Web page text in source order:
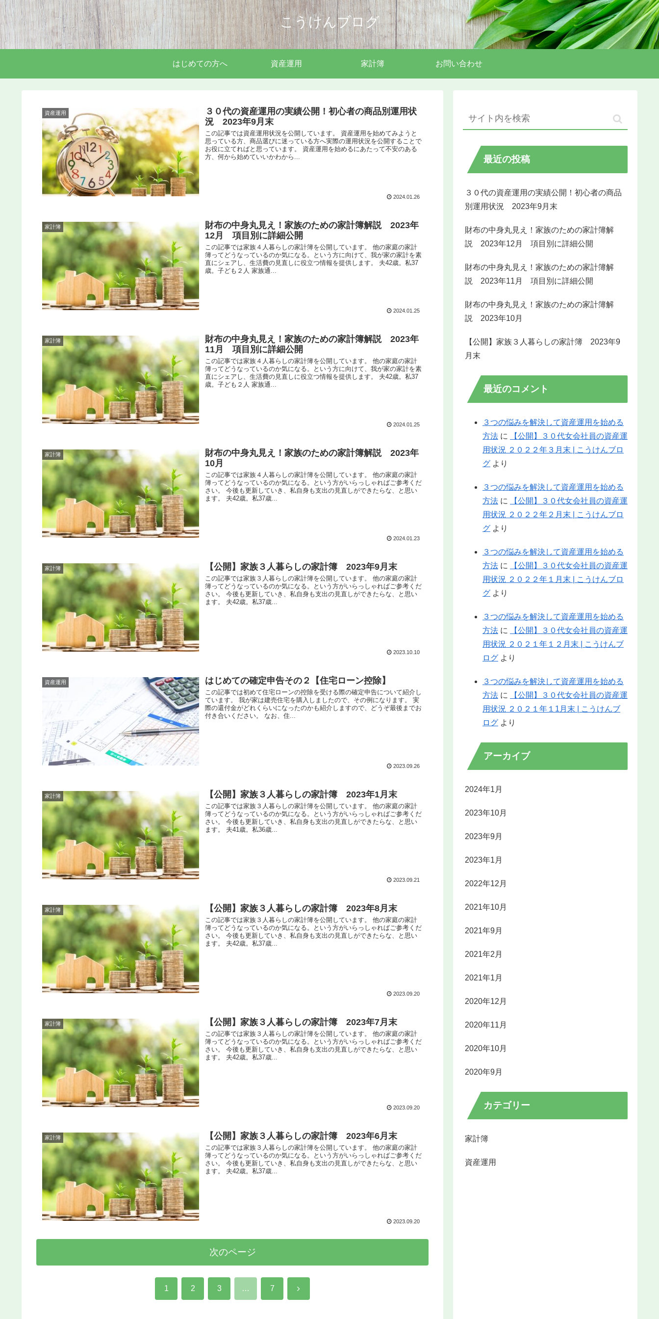
こうけんブログ
はじめての方へ 資産運用 家計簿 お問い合わせ
資産運用
３０代の資産運用の実績公開！初心者の商品別運用状
況 2023年9月末
この記事では資産運用状況を公開しています。 資産運用を始めてみようと
思っている方、商品選びに迷っている方へ実際の運用状況を公開することで
お役に立てればと思っています。 資産運用を始めるにあたって不安のある
方、何から始めていいかわから...
2024.01.26
家計簿
財布の中身丸見え！家族のための家計簿解説 2023年
12月 項目別に詳細公開
この記事では家族４人暮らしの家計簿を公開しています。 他の家庭の家計
簿ってどうなっているのか気になる。という方に向けて、我が家の家計を素
直にシェアし、生活費の見直しに役立つ情報を提供します。 夫42歳。私37
歳。子ども２人 家族通...
2024.01.25
家計簿
財布の中身丸見え！家族のための家計簿解説 2023年
11月 項目別に詳細公開
この記事では家族４人暮らしの家計簿を公開しています。 他の家庭の家計
簿ってどうなっているのか気になる。という方に向けて、我が家の家計を素
直にシェアし、生活費の見直しに役立つ情報を提供します。 夫42歳。私37
歳。子ども２人 家族通...
2024.01.25
家計簿
財布の中身丸見え！家族のための家計簿解説 2023年
10月
この記事では家族４人暮らしの家計簿を公開しています。 他の家庭の家計
簿ってどうなっているのか気になる。という方がいらっしゃればご参考くだ
さい。 今後も更新していき、私自身も支出の見直しができたらな、と思い
ます。 夫42歳。私37歳...
2024.01.23
家計簿 【公開】家族３人暮らしの家計簿 2023年9月末
この記事では家族３人暮らしの家計簿を公開しています。 他の家庭の家計
簿ってどうなっているのか気になる。という方がいらっしゃればご参考くだ
さい。 今後も更新していき、私自身も支出の見直しができたらな、と思い
ます。 夫42歳。私37歳...
2023.10.10
資産運用 はじめての確定申告その２【住宅ローン控除】
この記事では初めて住宅ローンの控除を受ける際の確定申告について紹介し
ています。 我が家は建売住宅を購入しましたので、その例になります。 実
際の還付金がどれくらいになったのかも紹介しますので、どうぞ最後までお
付き合いください。 なお、住...
2023.09.26
家計簿 【公開】家族３人暮らしの家計簿 2023年1月末
この記事では家族３人暮らしの家計簿を公開しています。 他の家庭の家計
簿ってどうなっているのか気になる。という方がいらっしゃればご参考くだ
さい。 今後も更新していき、私自身も支出の見直しができたらな、と思い
ます。 夫41歳。私36歳...
2023.09.21
家計簿 【公開】家族３人暮らしの家計簿 2023年8月末
この記事では家族３人暮らしの家計簿を公開しています。 他の家庭の家計
簿ってどうなっているのか気になる。という方がいらっしゃればご参考くだ
さい。 今後も更新していき、私自身も支出の見直しができたらな、と思い
ます。 夫42歳。私37歳...
2023.09.20
家計簿 【公開】家族３人暮らしの家計簿 2023年7月末
この記事では家族３人暮らしの家計簿を公開しています。 他の家庭の家計
簿ってどうなっているのか気になる。という方がいらっしゃればご参考くだ
さい。 今後も更新していき、私自身も支出の見直しができたらな、と思い
ます。 夫42歳。私37歳...
2023.09.20
家計簿 【公開】家族３人暮らしの家計簿 2023年6月末
この記事では家族３人暮らしの家計簿を公開しています。 他の家庭の家計
簿ってどうなっているのか気になる。という方がいらっしゃればご参考くだ
さい。 今後も更新していき、私自身も支出の見直しができたらな、と思い
ます。 夫42歳。私37歳...
2023.09.20
次のページ
1 2 3 … 7
最近の投稿
３０代の資産運用の実績公開！初心者の商品
別運用状況 2023年9月末
財布の中身丸見え！家族のための家計簿解
説 2023年12月 項目別に詳細公開
財布の中身丸見え！家族のための家計簿解
説 2023年11月 項目別に詳細公開
財布の中身丸見え！家族のための家計簿解
説 2023年10月
【公開】家族３人暮らしの家計簿 2023年9
月末
最近のコメント
３つの悩みを解決して資産運用を始める
方法 に
【公開】３０代女会社員の資産運
用状況 ２０２２年３月末 | こうけんブロ
グ より
３つの悩みを解決して資産運用を始める
方法 に
【公開】３０代女会社員の資産運
用状況 ２０２２年２月末 | こうけんブロ
グ より
３つの悩みを解決して資産運用を始める
方法 に
【公開】３０代女会社員の資産運
用状況 ２０２２年１月末 | こうけんブロ
グ より
３つの悩みを解決して資産運用を始める
方法 に
【公開】３０代女会社員の資産運
用状況 ２０２１年１２月末 | こうけんブ
ログ より
３つの悩みを解決して資産運用を始める
方法 に
【公開】３０代女会社員の資産運
用状況 ２０２１年１1月末 | こうけんブ
ログ より
アーカイブ
2024年1月
2023年10月
2023年9月
2023年1月
2022年12月
2021年10月
2021年9月
2021年2月
2021年1月
2020年12月
2020年11月
2020年10月
2020年9月
カテゴリー
家計簿
資産運用